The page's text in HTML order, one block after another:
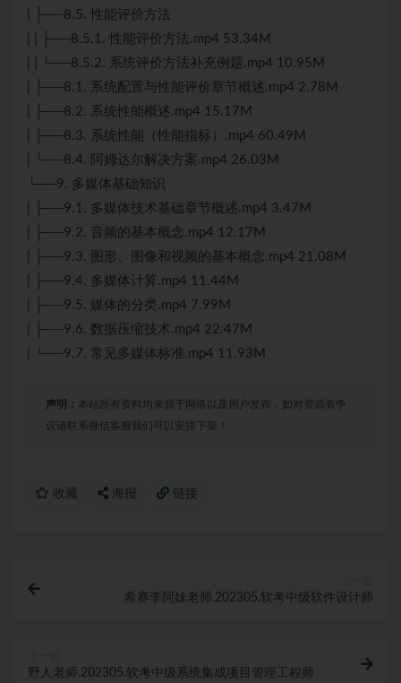
| ├──8.5. 性能评价方法
| | ├──8.5.1. 性能评价方法.mp4 53.34M
| | └──8.5.2. 系统评价方法补充例题.mp4 10.95M
| ├──8.1. 系统配置与性能评价章节概述.mp4 2.78M
| ├──8.2. 系统性能概述.mp4 15.17M
| ├──8.3. 系统性能（性能指标）.mp4 60.49M
| └──8.4. 阿姆达尔解决方案.mp4 26.03M
└──9. 多媒体基础知识
| ├──9.1. 多媒体技术基础章节概述.mp4 3.47M
| ├──9.2. 音频的基本概念.mp4 12.17M
| ├──9.3. 图形、图像和视频的基本概念.mp4 21.08M
| ├──9.4. 多媒体计算.mp4 11.44M
| ├──9.5. 媒体的分类.mp4 7.99M
| ├──9.6. 数据压缩技术.mp4 22.47M
| └──9.7. 常见多媒体标准.mp4 11.93M
声明： 本站所有资料均来源于网络以及用户发布，如对资源有争
议请联系微信客服我们可以安排下架！
收藏 海报 链接
希赛李阿妹老师.202305.软考中级软件设计师
野人老师.202305.软考中级系统集成项目管理工程师